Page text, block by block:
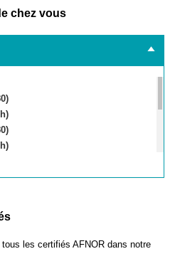
chez vous
les certifiés AFNOR dans notre